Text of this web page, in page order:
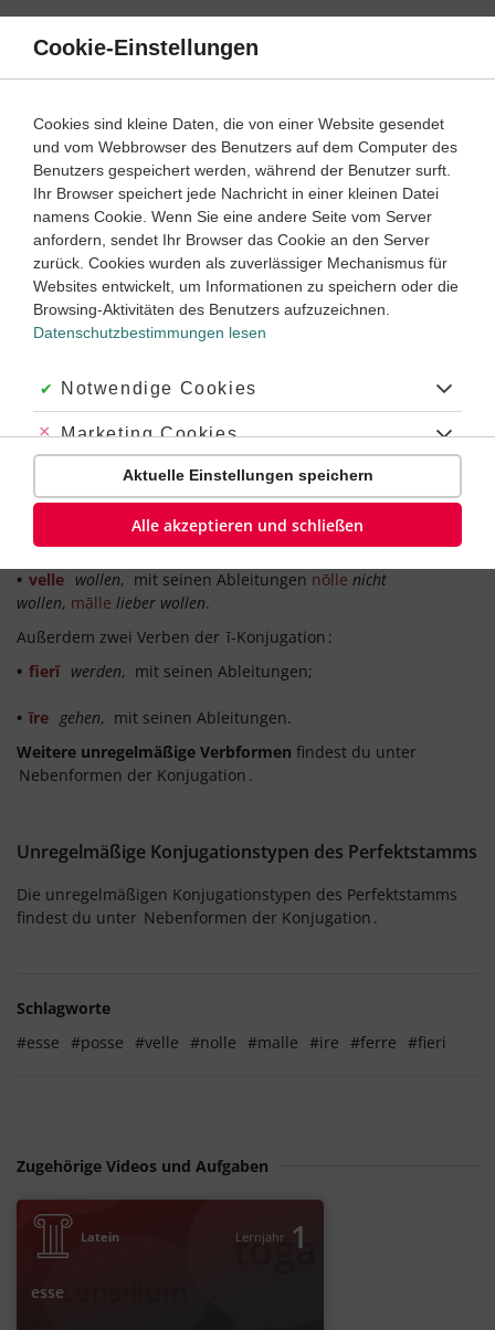
Direkt
Inhalt
Latein 1. Lernjahr ‐ Abitur
unregelmäßige Konjugation
Unregelmäßige Konjugationstypen des
Präsensstamms
Hierzu zählen alle Verben dernicht-vokalischen Konjugation
ferre tragen, mit seinen Ableitungen;
•esse sein, mit seinen
Ableitungenposse können,prōdesse nützen,adesseanwesend
und anderen;
, mit seinen Ableitungen;
• velle wollen, mit seinen Ableitungen nōlle nicht
wollen, mālle lieber wollen.
Außerdem zwei Verben der ī-Konjugation :
• fierī werden, mit seinen Ableitungen;
• īre gehen, mit seinen Ableitungen.
Weitere unregelmäßige Verbformen findest du unter
Nebenformen der Konjugation .
Unregelmäßige Konjugationstypen des Perfektstamms
Die unregelmäßigen Konjugationstypen des Perfektstamms
findest du unter Nebenformen der Konjugation .
Schlagworte
#esse #posse #velle #nolle #malle #ire #ferre #fieri
Zugehörige Videos und Aufgaben
Latein Lernjahr 1
esse
Cookie-Einstellungen
Cookies sind kleine Daten, die von einer Website gesendet
und vom Webbrowser des Benutzers auf dem Computer des
Benutzers gespeichert werden, während der Benutzer surft.
Ihr Browser speichert jede Nachricht in einer kleinen Datei
namens Cookie. Wenn Sie eine andere Seite vom Server
anfordern, sendet Ihr Browser das Cookie an den Server
zurück. Cookies wurden als zuverlässiger Mechanismus für
Websites entwickelt, um Informationen zu speichern oder die
Browsing-Aktivitäten des Benutzers aufzuzeichnen.
Datenschutzbestimmungen lesen
Akzeptiert:
Notwendige Cookies
Abgelehnt:
Marketing Cookies
Abgelehnt:
Personalisierungs-Cookies
Aktuelle Einstellungen speichern
Alle akzeptieren und schließen